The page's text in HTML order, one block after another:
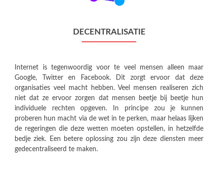
DECENTRALISATIE
Internet is tegenwoordig voor te veel mensen alleen maar
Google, Twitter en Facebook. Dit zorgt ervoor dat deze
organisaties veel macht hebben. Veel mensen realiseren zich
niet dat ze ervoor zorgen dat mensen beetje bij beetje hun
individuele rechten opgeven. In principe zou je kunnen
proberen hun macht via de wet in te perken, maar helaas lijken
de regeringen die deze wetten moeten opstellen, in hetzelfde
bedje ziek. Een betere oplossing zou zijn deze diensten meer
gedecentraliseerd te maken.